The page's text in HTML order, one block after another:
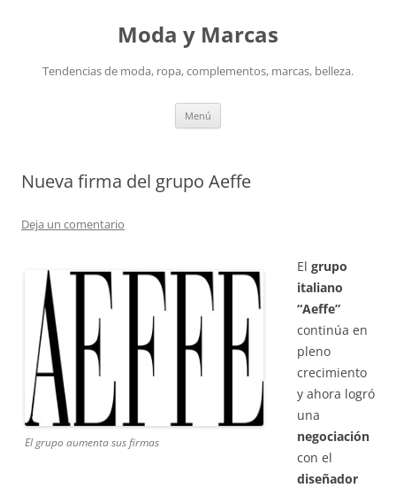
Moda y Marcas
Tendencias de moda, ropa, complementos, marcas, belleza.
Menú
Nueva firma del grupo Aeffe
Deja un comentario
El grupo aumenta sus firmas
El grupo
italiano
“Aeffe”
continúa en
pleno
crecimiento
y ahora logró
una
negociación
con el
diseñador